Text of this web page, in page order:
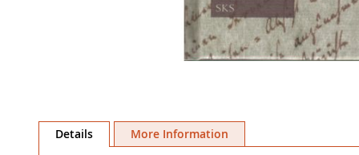
to Details More Information